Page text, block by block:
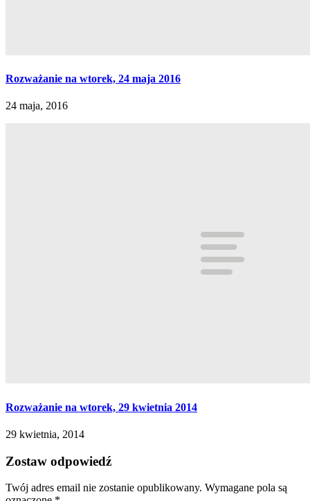
Rozważanie na wtorek, 24 maja 2016
24 maja, 2016
Rozważanie na wtorek, 29 kwietnia 2014
29 kwietnia, 2014
Zostaw odpowiedź
Twój adres email nie zostanie opublikowany. Wymagane pola są